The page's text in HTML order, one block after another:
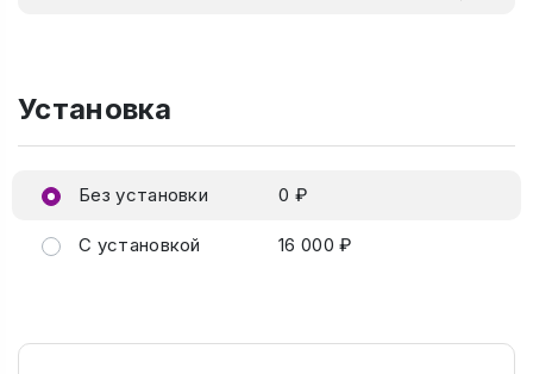
Установка
Без установки 0 ₽
С установкой 16 000 ₽